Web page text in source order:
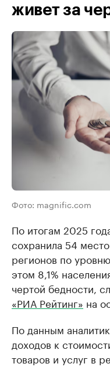
живет за
Фото: magnific.com
По итогам 2025
сохранила 54
регионов по
этом 8,1%
чертой бедности,
«РИА Рейтинг» на
По данным
доходов к
товаров и услуг в